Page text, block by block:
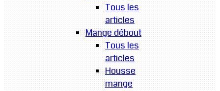
Tous les
articles
Mange débout
Tous les
articles
Housse
mange